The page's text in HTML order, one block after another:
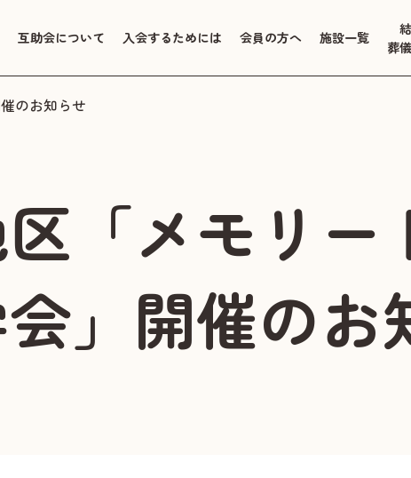
互助会について 入会するためには 会員の方へ 施設一覧
葬
のお知らせ
「メモリー
」開催のお